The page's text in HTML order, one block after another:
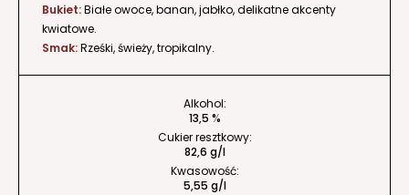
Bukiet:Białe owoce, banan, jabłko, delikatne akcenty
kwiatowe.
Smak:Rześki, świeży, tropikalny.
Alkohol:
13,5 %
Cukier resztkowy:
82,6 g/l
Kwasowość:
5,55 g/l